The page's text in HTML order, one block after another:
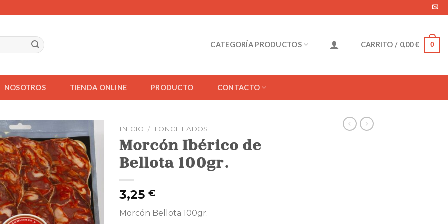
CATEGORÍA PRODUCTOS CARRITO / 0,00€ 0
NOSOTROS TIENDA ONLINE PRODUCTO CONTACTO
INICIO / LONCHEADOS
Morcón Ibérico de
Bellota 100gr.
3,25 €
Morcón Bellota 100gr.